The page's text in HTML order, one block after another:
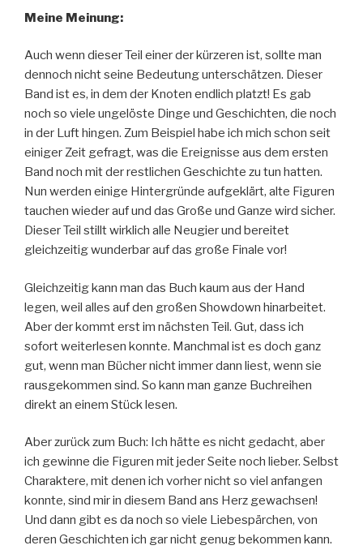
Meine Meinung:
Auch wenn dieser Teil einer der kürzeren ist, sollte man
dennoch nicht seine Bedeutung unterschätzen. Dieser
Band ist es, in dem der Knoten endlich platzt! Es gab
noch so viele ungelöste Dinge und Geschichten, die noch
in der Luft hingen. Zum Beispiel habe ich mich schon seit
einiger Zeit gefragt, was die Ereignisse aus dem ersten
Band noch mit der restlichen Geschichte zu tun hatten.
Nun werden einige Hintergründe aufgeklärt, alte Figuren
tauchen wieder auf und das Große und Ganze wird sicher.
Dieser Teil stillt wirklich alle Neugier und bereitet
gleichzeitig wunderbar auf das große Finale vor!
Gleichzeitig kann man das Buch kaum aus der Hand
legen, weil alles auf den großen Showdown hinarbeitet.
Aber der kommt erst im nächsten Teil. Gut, dass ich
sofort weiterlesen konnte. Manchmal ist es doch ganz
gut, wenn man Bücher nicht immer dann liest, wenn sie
rausgekommen sind. So kann man ganze Buchreihen
direkt an einem Stück lesen.
Aber zurück zum Buch: Ich hätte es nicht gedacht, aber
ich gewinne die Figuren mit jeder Seite noch lieber. Selbst
Charaktere, mit denen ich vorher nicht so viel anfangen
konnte, sind mir in diesem Band ans Herz gewachsen!
Und dann gibt es da noch so viele Liebespärchen, von
deren Geschichten ich gar nicht genug bekommen kann.